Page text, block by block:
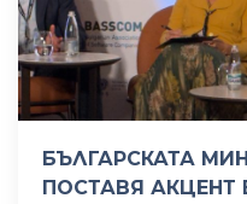
БЪЛГАРСКАТА
ПОСТАВЯ АКЦЕНТ